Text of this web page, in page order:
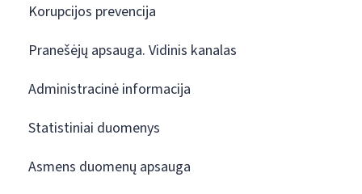
Korupcijos prevencija
Pranešėjų apsauga. Vidinis kanalas
Administracinė informacija
Statistiniai duomenys
Asmens duomenų apsauga